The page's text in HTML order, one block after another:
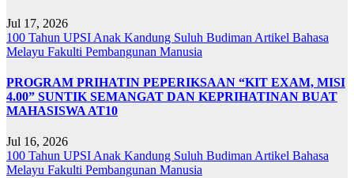
Jul 17, 2026
100 Tahun UPSI Anak Kandung Suluh Budiman Artikel Bahasa
Melayu Fakulti Pembangunan Manusia
PROGRAM PRIHATIN PEPERIKSAAN “KIT EXAM, MISI
4.00” SUNTIK SEMANGAT DAN KEPRIHATINAN BUAT
MAHASISWA AT10
Jul 16, 2026
100 Tahun UPSI Anak Kandung Suluh Budiman Artikel Bahasa
Melayu Fakulti Pembangunan Manusia